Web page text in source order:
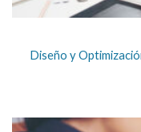
Diseño y